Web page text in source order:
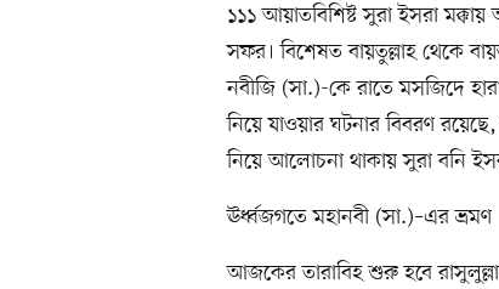
১১১ আয়াতবিশিষ্ট সুরা ইসরা
সফর। বিশেষত বায়তুল্লাহ থেকে
নবীজি (সা.)-কে রাতে মসজিদে
নিয়ে যাওয়ার ঘটনার বিবরণ
নিয়ে আলোচনা থাকায় সুরা বনি
ঊর্ধ্বজগতে মহানবী (সা.)–এর ভ্রমণ
আজকের তারাবিহ শুরু হবে